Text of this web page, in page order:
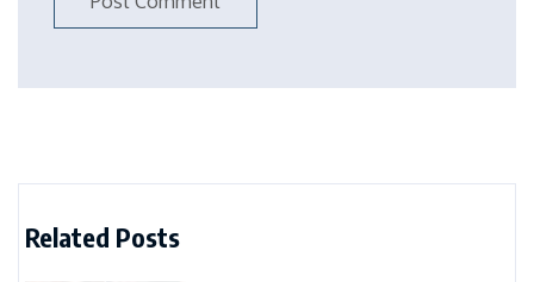
Related Posts